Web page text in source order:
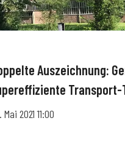
Auszeichnung:
Transport-
Mai 2021 11:00